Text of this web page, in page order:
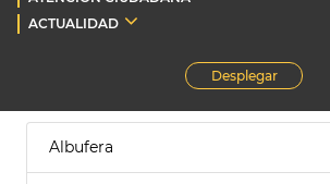
ACTUALIDAD
Desplegar
Albufera